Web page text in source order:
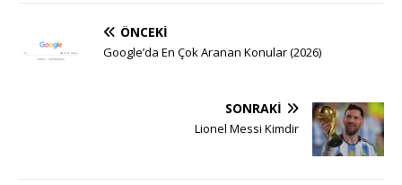
ÖNCEKI
Google’da En Çok Aranan Konular (2026)
SONRAKI
Lionel Messi Kimdir